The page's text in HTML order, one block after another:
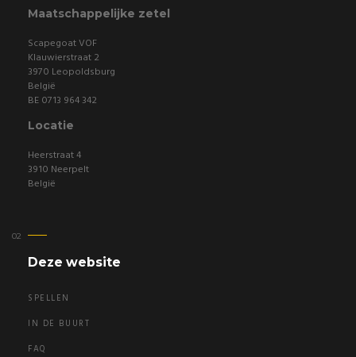
Maatschappelijke zetel
Scapegoat VOF
Klauwierstraat 2
3970 Leopoldsburg
België
BE 0713 964 342
Locatie
Heerstraat 4
3910 Neerpelt
België
Deze website
SPELLEN
IN DE BUURT
FAQ